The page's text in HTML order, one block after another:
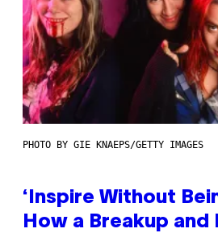
PHOTO BY GIE KNAEPS/GETTY IMAGES
‘Inspire Without
How a Breakup and